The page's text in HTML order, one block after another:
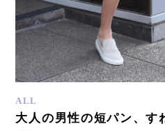
ALL
大人の男性の短パン、す